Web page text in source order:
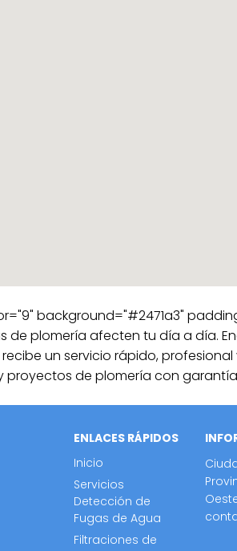
background="#2471a3"
de plomería afecten tu día a día.
un servicio rápido,
proyectos de plomería con
ENLACES RÁPIDOS
Inicio
Servicios
Detección de
Fugas de Agua
Filtraciones de